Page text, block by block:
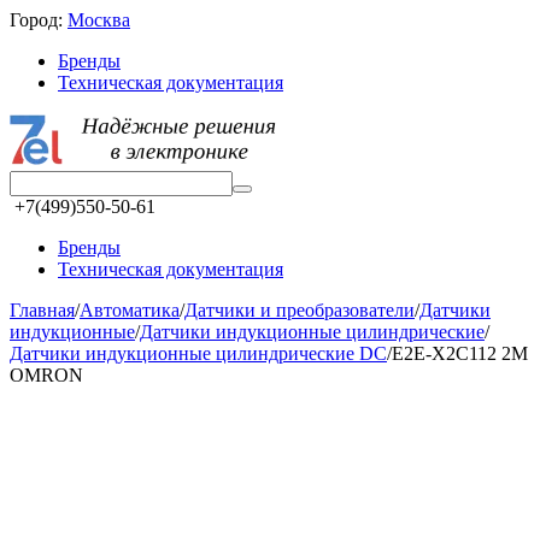
Город: Москва
Бренды
Техническая документация
+7(499)550-50-61
Бренды
Техническая документация
Главная/Автоматика/Датчики и преобразователи/Датчики
индукционные/Датчики индукционные цилиндрические/
Датчики индукционные цилиндрические DC/E2E-X2C112 2M
OMRON